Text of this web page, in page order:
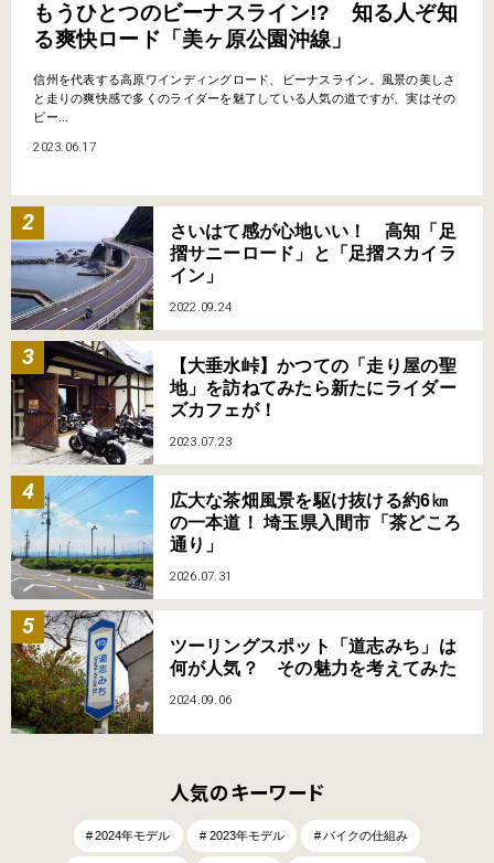
もうひとつのビーナスライン!? 知る人ぞ知
る爽快ロード「美ヶ原公園沖線」
信州を代表する高原ワインディングロード、ビーナスライン。風景の美しさ
と走りの爽快感で多くのライダーを魅了している人気の道ですが、実はその
ビー...
2023.06.17
さいはて感が心地いい！ 高知「足
摺サニーロード」と「足摺スカイラ
イン」
2022.09.24
【大垂水峠】かつての「走り屋の聖
地」を訪ねてみたら新たにライダー
ズカフェが！
2023.07.23
広大な茶畑風景を駆け抜ける約6㎞
の一本道！ 埼玉県入間市「茶どころ
通り」
2026.07.31
ツーリングスポット「道志みち」は
何が人気？ その魅力を考えてみた
2024.09.06
人気のキーワード
2024年モデル 2023年モデル バイクの仕組み